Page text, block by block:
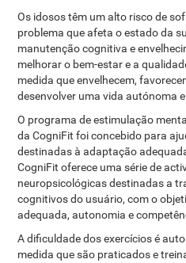
Os idosos têm um alto risco de
problema que afeta o estado da
manutenção cognitiva e
melhorar o bem-estar e a
medida que envelhecem,
desenvolver uma vida autónoma
O programa de estimulação
da CogniFit foi concebido para
destinadas à adaptação
CogniFit oferece uma série de
neuropsicológicas destinadas a
cognitivos do usuário, com o
adequada, autonomia e
A dificuldade dos exercícios é
medida que são praticados e